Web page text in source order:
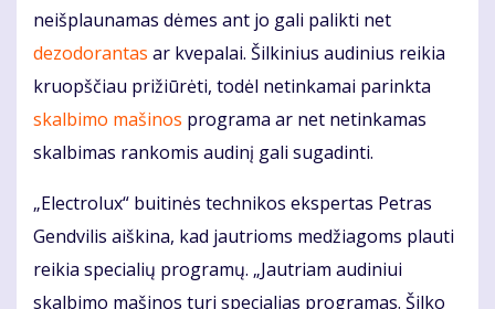
neišplaunamas dėmes ant jo gali palikti net
dezodorantas ar kvepalai. Šilkinius audinius reikia
kruopščiau prižiūrėti, todėl netinkamai parinkta
skalbimo mašinos programa ar net netinkamas
skalbimas rankomis audinį gali sugadinti.
„Electrolux“ buitinės technikos ekspertas Petras
Gendvilis aiškina, kad jautrioms medžiagoms plauti
reikia specialių programų. „Jautriam audiniui
skalbimo mašinos turi specialias programas. Šilko